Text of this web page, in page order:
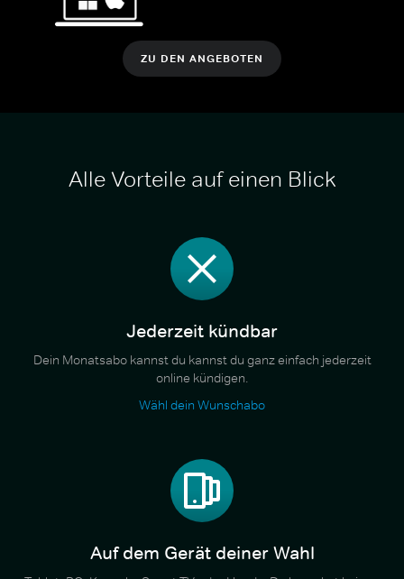
ZU DEN ANGEBOTEN
Alle Vorteile auf einen Blick
Jederzeit kündbar
Dein Monatsabo kannst du kannst du ganz einfach jederzeit
online kündigen.
Wähl dein Wunschabo
Auf dem Gerät deiner Wahl